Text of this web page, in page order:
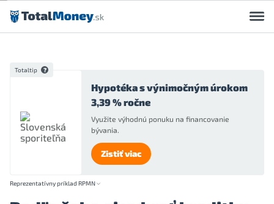
Preskočiť na obsah
Totaltip
Hypotéka s výnimočným úrokom
3,39 % ročne
Využite výhodnú ponuku na financovanie
bývania.
Zistiť viac
Reprezentatívny príklad RPMN